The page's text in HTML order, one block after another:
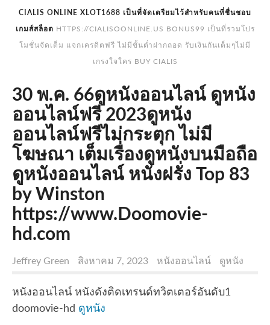
CIALIS ONLINE XLOT1688 เป็นที่จัดเตรียมไว้สำหรับคนที่ชื่นชอบ
เกมส์สล็อต HTTPS://CIALISOONLINE.US BONUS99 เป็นที่รวมโปร
โมชั่นจัดเต็ม แจกเครดิตฟรี ไม่มีขั้นต่ำฝากถอด รับเงินกันเต็มๆไม่มี
เกรงใจใคร BUY CIALIS
30 พ.ค. 66ดูหนังออนไลน์ ดูหนัง
ออนไลน์ฟรี 2023ดูหนัง
ออนไลน์ฟรีไม่กระตุก ไม่มี
โฆษณา เต็มเรื่องดูหนังบนมือถือ
ดูหนังออนไลน์ หนังฝรั่ง Top 83
by Winston
https://www.Doomovie-
hd.com
Jeffrey Green สิงหาคม 7, 2023 หนังออนไลน์ ดูหนัง
หนังออนไลน์ หนังดังติดเทรนด์ทวิตเตอร์อันดับ1
doomovie-hd ดูหนัง